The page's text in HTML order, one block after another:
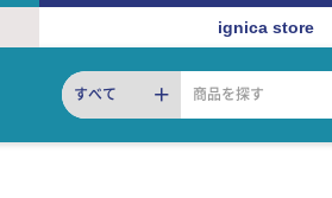
ignica store
すべて